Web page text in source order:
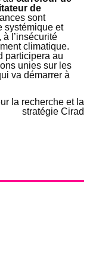
de
sont
systémique et
l’insécurité
climatique.
participera au
unies sur les
va démarrer à
la recherche et la
stratégie Cirad